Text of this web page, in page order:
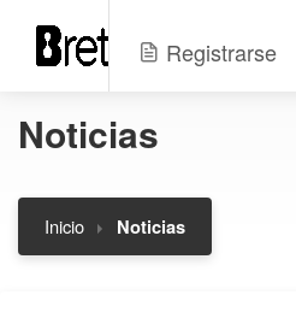
Registrarse
Noticias
Inicio Noticias